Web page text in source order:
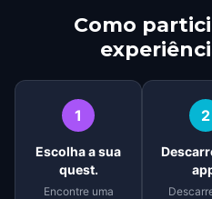
Como
1
Escolha a sua
quest.
Encontre uma
2